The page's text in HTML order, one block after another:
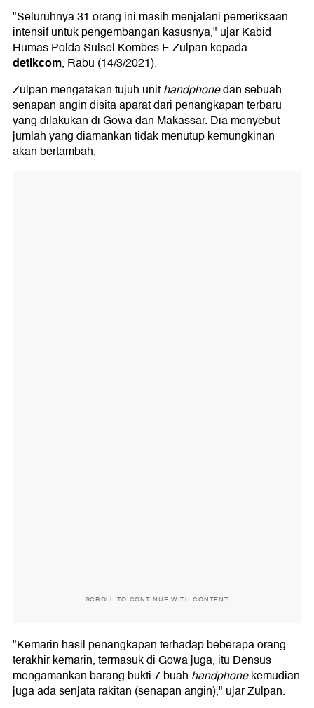
"Seluruhnya 31 orang ini masih menjalani pemeriksaan
intensif untuk pengembangan kasusnya," ujar Kabid
Humas Polda Sulsel Kombes E Zulpan kepada
detikcom, Rabu (14/3/2021).
Zulpan mengatakan tujuh unithandphonedan sebuah
senapan angin disita aparat dari penangkapan terbaru
yang dilakukan di Gowa dan Makassar. Dia menyebut
jumlah yang diamankan tidak menutup kemungkinan
akan bertambah.
SCROLL TO CONTINUE WITH CONTENT
"Kemarin hasil penangkapan terhadap beberapa orang
terakhir kemarin, termasuk di Gowa juga, itu Densus
mengamankan barang bukti 7 buah handphonekemudian
juga ada senjata rakitan (senapan angin)," ujar Zulpan.